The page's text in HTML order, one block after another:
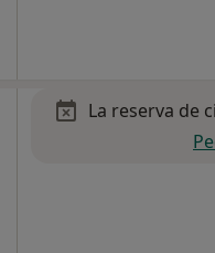
La reserva de